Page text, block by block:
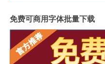
免费可商用字体批量下载